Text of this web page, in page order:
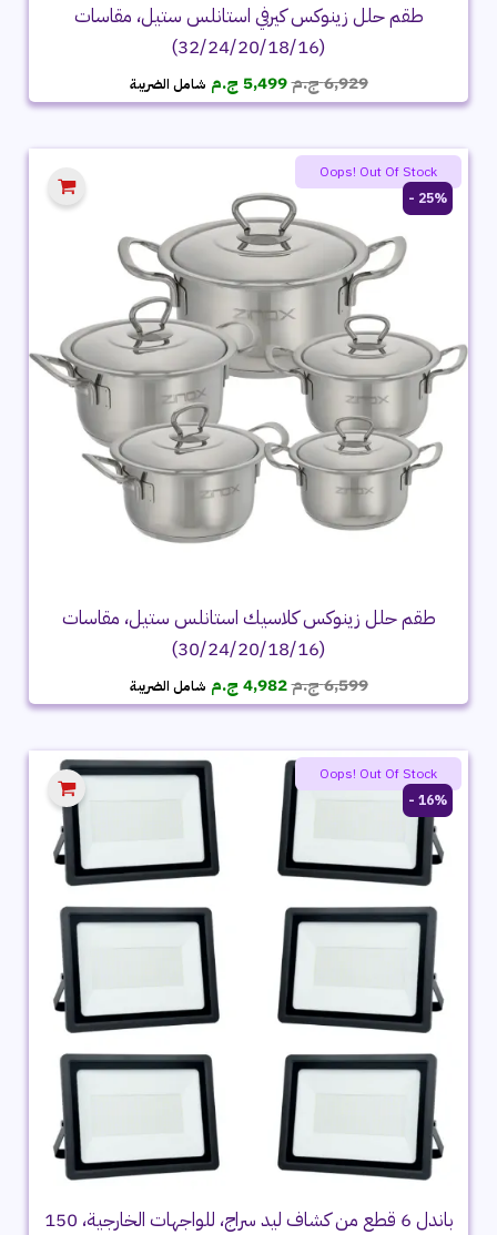
طقم حلل زينوكس كيرفي استانلس ستيل، مقاسات
(32/24/20/18/16)
6,929ج.مالسعر
الأصلي
6,929 ج.م.
5,499 ج.م السعر
الحالي
5,499 ج.م.
شامل الضريبة
25% -
طقم حلل زينوكس كلاسيك استانلس ستيل، مقاسات
(30/24/20/18/16)
6,599ج.مالسعر
الأصلي
6,599 ج.م.
4,982 ج.م السعر
الحالي
4,982 ج.م.
شامل الضريبة
Oops! Out Of Stock
16% -
باندل 6 قطع من كشاف ليد سراج، للواجهات الخارجية، 150
Oops! Out Of Stock